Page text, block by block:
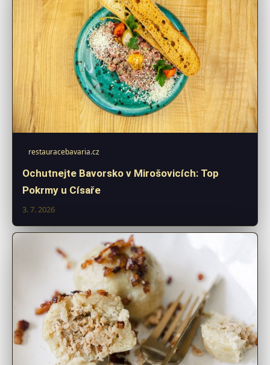
restauracebavaria.cz
Ochutnejte Bavorsko v Mirošovicích: Top
Pokrmy u Císaře
3. 7. 2026